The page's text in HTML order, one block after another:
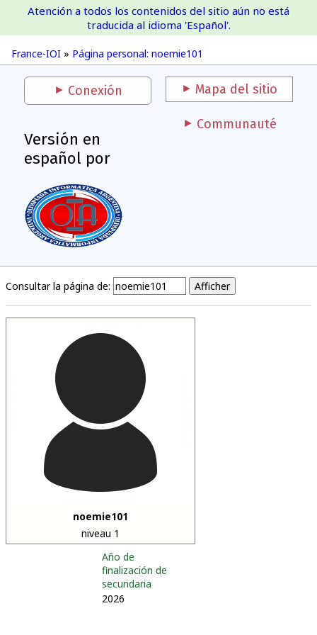
France-IOI
France-IOI » Página personal: noemie101
Atención a todos los contenidos del sitio aún no está
traducida al idioma 'Español'.
Conexión Mapa del sitio
Versión en
español por
Communauté
Consultar la página de:
noemie101
niveau 1
Año de
finalización de
secundaria
2026